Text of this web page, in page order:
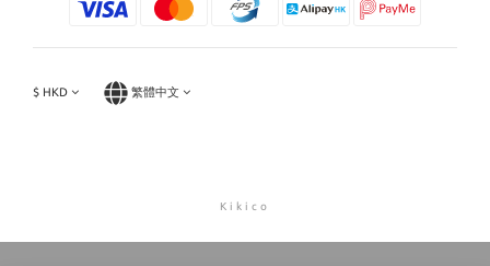
$ HKD 繁體中文
Kikico